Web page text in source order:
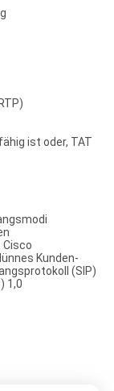
ist oder, TAT
Kunden-
(SIP)
1,0